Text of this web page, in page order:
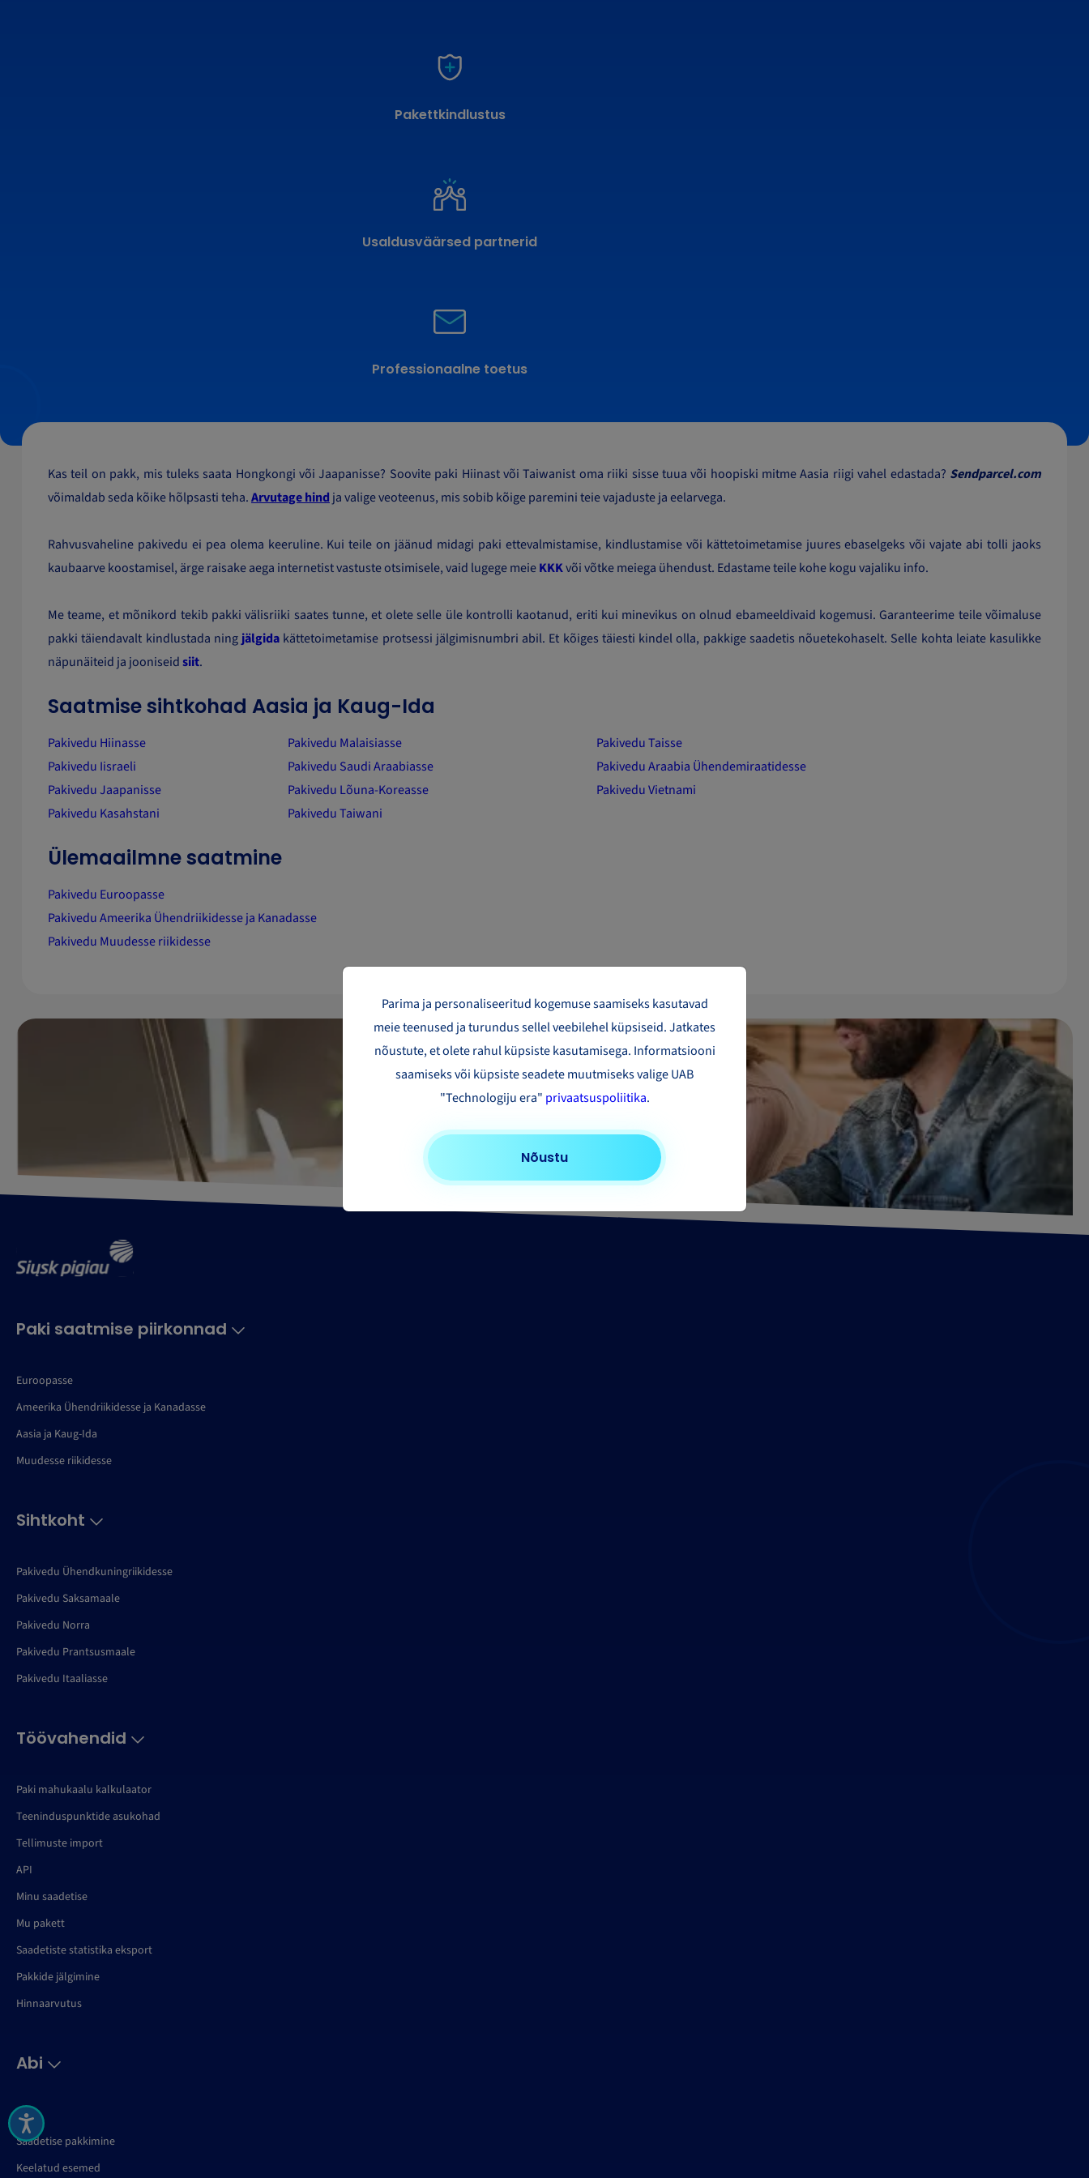
Pakettkindlustus
Usaldusväärsed partnerid
Professionaalne toetus
Kas teil on pakk, mis tuleks saata Hongkongi või Jaapanisse? Soovite paki Hiinast või Taiwanist oma riiki sisse tuua või hoopiski mitme Aasia riigi vahel edastada? Sendparcel.com
võimaldab seda kõike hõlpsasti teha.Arvutage hind ja valige veoteenus, mis sobib kõige paremini teie vajaduste ja eelarvega.
Rahvusvaheline pakivedu ei pea olema keeruline. Kui teile on jäänud midagi paki ettevalmistamise, kindlustamise või kättetoimetamise juures ebaselgeks või vajate abi tolli jaoks
kaubaarve koostamisel, ärge raisake aega internetist vastuste otsimisele, vaid lugege meieKKKvõi võtke meiega ühendust. Edastame teile kohe kogu vajaliku info.
Me teame, et mõnikord tekib pakki välisriiki saates tunne, et olete selle üle kontrolli kaotanud, eriti kui minevikus on olnud ebameeldivaid kogemusi. Garanteerime teile võimaluse
pakki täiendavalt kindlustada ning jälgida kättetoimetamise protsessi jälgimisnumbri abil. Et kõiges täiesti kindel olla, pakkige saadetis nõuetekohaselt. Selle kohta leiate kasulikke
näpunäiteid ja jooniseidsiit.
Saatmise sihtkohad Aasia ja Kaug-Ida
Pakivedu Hiinasse
Pakivedu Iisraeli
Pakivedu Jaapanisse
Pakivedu Kasahstani
Pakivedu Malaisiasse
Pakivedu Saudi Araabiasse
Pakivedu Lõuna-Koreasse
Pakivedu Taiwani
Pakivedu Taisse
Pakivedu Araabia Ühendemiraatidesse
Pakivedu Vietnami
Ülemaailmne saatmine
Pakivedu Euroopasse
Pakivedu Ameerika Ühendriikidesse ja Kanadasse
Pakivedu Muudesse riikidesse
Kas vaja pakk saata?
Uuri oma saadetise hinda
Proovige kalkulaatorit
Paki saatmise piirkonnad
Euroopasse
Ameerika Ühendriikidesse ja Kanadasse
Aasia ja Kaug-Ida
Muudesse riikidesse
Sihtkoht
Pakivedu Ühendkuningriikidesse
Pakivedu Saksamaale
Pakivedu Norra
Pakivedu Prantsusmaale
Pakivedu Itaaliasse
Töövahendid
Paki mahukaalu kalkulaator
Teeninduspunktide asukohad
Tellimuste import
API
Minu saadetise
Mu pakett
Saadetiste statistika eksport
Pakkide jälgimine
Hinnaarvutus
Abi
KKK
Saadetise pakkimine
Keelatud esemed
Parima ja personaliseeritud kogemuse saamiseks kasutavad
meie teenused ja turundus sellel veebilehel küpsiseid. Jatkates
nõustute, et olete rahul küpsiste kasutamisega. Informatsiooni
saamiseks või küpsiste seadete muutmiseks valige UAB
"Technologiju era" privaatsuspoliitika.
Nõustu